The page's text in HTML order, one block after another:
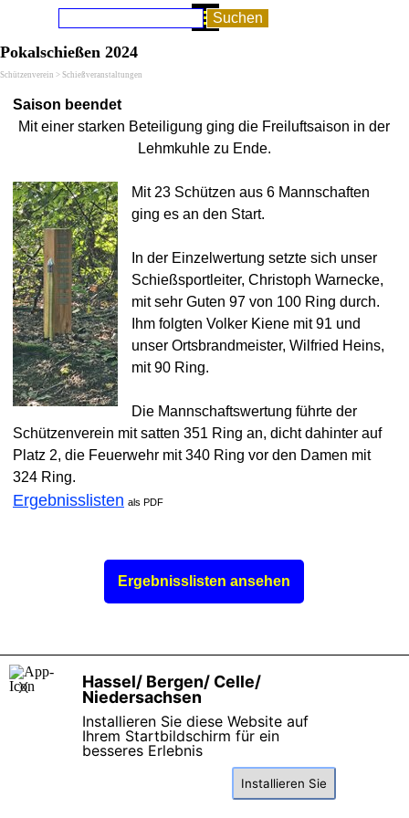
Direkt zum SeiteninhaltMenü überspringen
Suchen
Pokalschießen 2024
Schützenverein > Schießveranstaltungen
Saison beendet
Mit einer starken Beteiligung ging die Freiluftsaison in der
Lehmkuhle zu Ende.
Mit 23 Schützen aus 6 Mannschaften
ging es an den Start.
In der Einzelwertung setzte sich unser
Schießsportleiter, Christoph Warnecke,
mit sehr Guten 97 von 100 Ring durch.
Ihm folgten Volker Kiene mit 91 und
unser Ortsbrandmeister, Wilfried Heins,
mit 90 Ring.
Die Mannschaftswertung führte der
Schützenverein mit satten 351 Ring an, dicht dahinter auf
Platz 2, die Feuerwehr mit 340 Ring vor den Damen mit
324 Ring.
Ergebnisslisten als PDF
Ergebnisslisten ansehen
Zurück zum Seiteninhalt
Hassel/ Bergen/ Celle/
Niedersachsen
Installieren Sie diese Website auf
Ihrem Startbildschirm für ein
besseres Erlebnis
Installieren Sie
X